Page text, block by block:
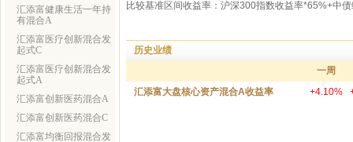
汇添富健康生活一年持
有混合A
汇添富医疗创新混合发
起式C
汇添富医疗创新混合发
起式A
汇添富创新医药混合A
汇添富创新医药混合C
汇添富均衡回报混合发
比较基准区间收益率：沪深300指数收益率*65%+中
历史业绩
一周
汇添富大盘核心资产混合A收益率 +4.10%